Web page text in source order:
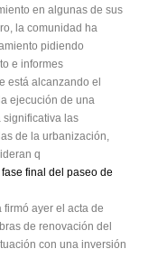
en algunas de sus
la comunidad ha
pidiendo
e informes
está alcanzando el
ejecución de una
significativa las
de la urbanización,
q
final del paseo de
firmó ayer el acta de
de renovación del
con una inversión